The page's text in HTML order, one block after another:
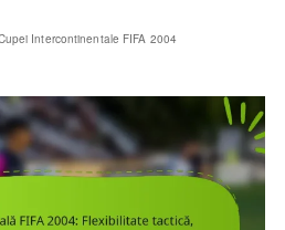
Intercontinentale FIFA 2004